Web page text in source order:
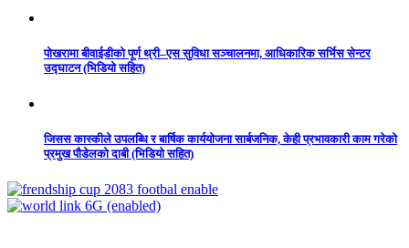
पोखरामा बीवाईडीको पूर्ण थ्री–एस सुविधा सञ्चालनमा, आधिकारिक सर्भिस सेन्टर
उद्घाटन (भिडियो सहित)
जिसस कास्कीले उपलब्धि र बार्षिक कार्ययोजना सार्बजनिक, केही प्रभावकारी काम गरेको
प्रमुख पौडेलको दाबी (भिडियो सहित)